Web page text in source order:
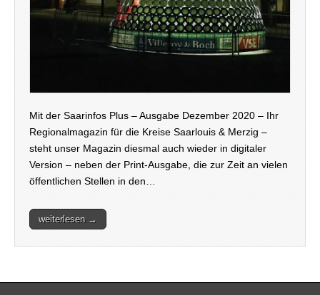
Mit der Saarinfos Plus – Ausgabe Dezember 2020 – Ihr
Regionalmagazin für die Kreise Saarlouis & Merzig –
steht unser Magazin diesmal auch wieder in digitaler
Version – neben der Print-Ausgabe, die zur Zeit an vielen
öffentlichen Stellen in den…
weiterlesen →